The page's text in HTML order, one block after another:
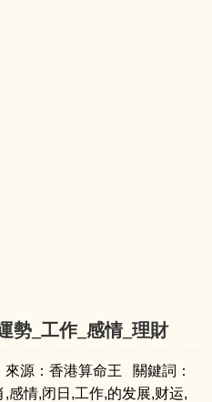
勢_工作_感情_理財
源：香港算命王 關鍵詞：
感情,闭日,工作,的发展,财运,